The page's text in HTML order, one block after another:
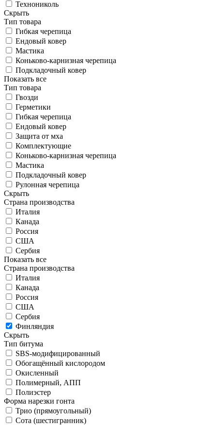
Технониколь
Скрыть
Тип товара
Гибкая черепица
Ендовый ковер
Мастика
Коньково-карнизная черепица
Подкладочный ковер
Показать все
Тип товара
Гвозди
Герметики
Гибкая черепица
Ендовый ковер
Защита от мха
Комплектующие
Коньково-карнизная черепица
Мастика
Подкладочный ковер
Рулонная черепица
Скрыть
Страна производства
Италия
Канада
Россия
США
Сербия
Показать все
Страна производства
Италия
Канада
Россия
США
Сербия
Финляндия
Скрыть
Тип битума
SBS-модифицированный
Обогащённый кислородом
Окисленный
Полимерный, АПП
Полиэстер
Форма нарезки гонта
Трио (прямоугольный)
Сота (шестигранник)